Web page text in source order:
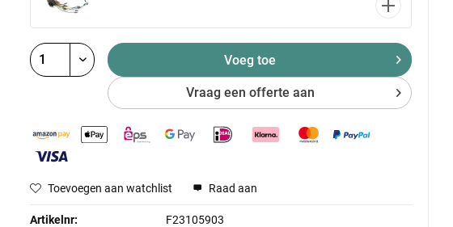
Voeg toe
Vraag een offerte aan
Toevoegen aan watchlist Raad aan
Artikelnr:
F23105903